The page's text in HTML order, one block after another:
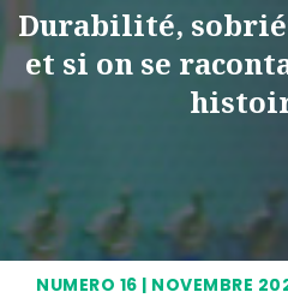
Durabilité,
et si on se
NUMERO 16 | NOVEMBRE